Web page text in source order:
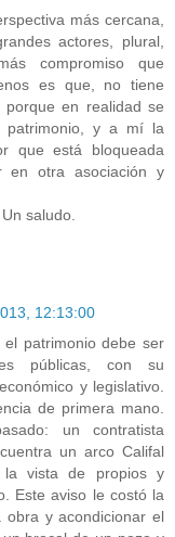
más cercana,
actores, plural,
compromiso que
es que, no tiene
en realidad se
patrimonio, y a mí la
que está bloqueada
en otra asociación y
saludo.
12:13:00
patrimonio debe ser
públicas, con su
y legislativo.
de primera mano.
un contratista
un arco Califal
vista de propios y
Este aviso le costó la
y acondicionar el